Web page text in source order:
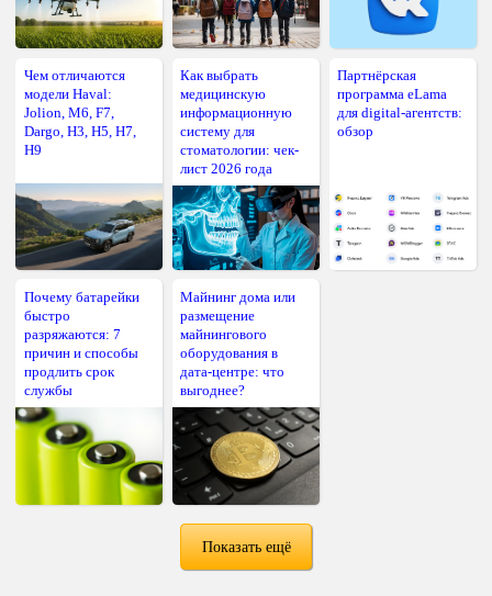
Чем отличаются
модели Haval:
Jolion, M6, F7,
Dargo, H3, H5, H7,
H9
Как выбрать
медицинскую
информационную
систему для
стоматологии: чек-
лист 2026 года
Партнёрская
программа eLama
для digital-агентств:
обзор
Почему батарейки
быстро
разряжаются: 7
причин и способы
продлить срок
службы
Майнинг дома или
размещение
майнингового
оборудования в
дата-центре: что
выгоднее?
Показать ещё